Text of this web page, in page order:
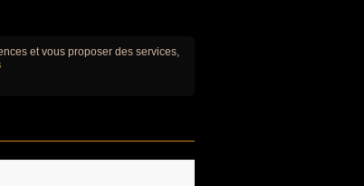
et vous proposer des services,